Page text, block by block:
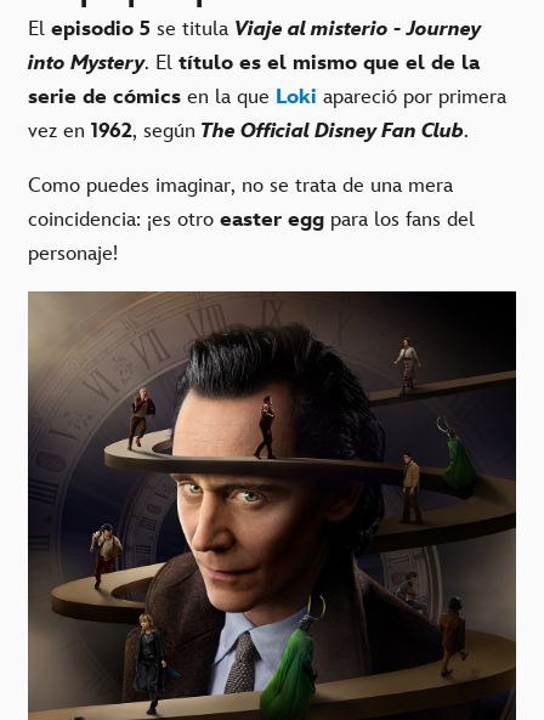
El episodio 5 se titula Viaje al misterio - Journey
into Mystery. El título es el mismo que el de la
serie de cómics en la que Loki apareció por primera
vez en 1962, según The Official Disney Fan Club.
Como puedes imaginar, no se trata de una mera
coincidencia: ¡es otro easter egg para los fans del
personaje!